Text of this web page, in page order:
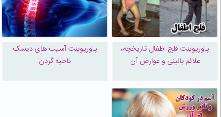
پاورپوینت فلج اطفال تاریخچه،
علائم بالینی و عوارض آن
پاورپوینت آسیب های دیسک
ناحیه گردن